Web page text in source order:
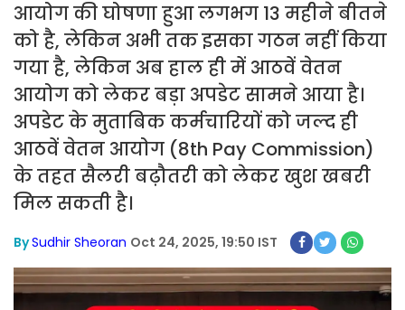
आयोग की घोषणा हुआ लगभग 13 महीने बीतने
को है, लेकिन अभी तक इसका गठन नहीं किया
गया है, लेकिन अब हाल ही में आठवें वेतन
आयोग को लेकर बड़ा अपडेट सामने आया है।
अपडेट के मुताबिक कर्मचारियों को जल्द ही
आठवें वेतन आयोग (8th Pay Commission)
के तहत सैलरी बढ़ौतरी को लेकर खुश खबरी
मिल सकती है।
BySudhir Sheoran Oct 24, 2025, 19:50 IST